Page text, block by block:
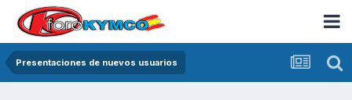
Presentaciones de nuevos usuarios